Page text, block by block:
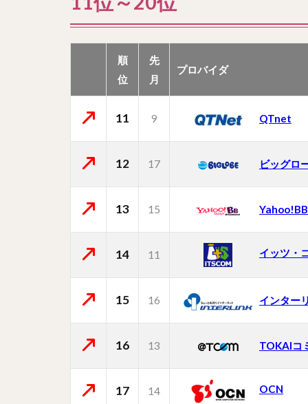
順
位
先
月
プロバイダ
11 9 QTnet
12 17 ビッグロ
13 15 Yahoo!BB
14 11 イッツ・
15 16 インター
16 13 TOKAIコ
17 14 OCN